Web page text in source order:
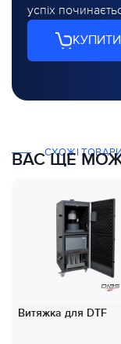
успіх
КУПИТИ
СХОЖІ
ВАС ЩЕ
Витяжка для DTF